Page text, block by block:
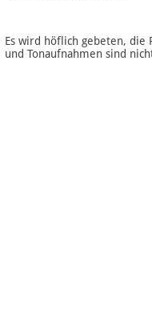
Es wird höflich gebeten, die
und Tonaufnahmen sind